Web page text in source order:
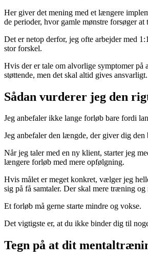
Her giver det mening med et længere
de perioder, hvor gamle mønstre forsøger at
Det er netop derfor, jeg ofte arbejder med
stor forskel.
Hvis der er tale om alvorlige symptomer
støttende, men det skal altid gives ansvarligt.
Sådan vurderer jeg den
Jeg anbefaler ikke lange forløb bare fordi
Jeg anbefaler den længde, der giver dig
Når jeg taler med en ny klient, starter jeg
længere forløb med mere opfølgning.
Hvis målet er meget konkret, vælger jeg
sig på få samtaler. Der skal mere træning
Et forløb må gerne starte mindre og vokse.
Det vigtigste er, at du ikke binder dig til
Tegn på at dit